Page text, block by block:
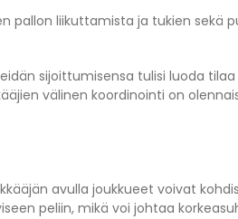
liikuttamista ja tukien sekä
sijoittumisensa tulisi luoda
välinen koordinointi on
avulla joukkueet voivat
peliin, mikä voi johtaa